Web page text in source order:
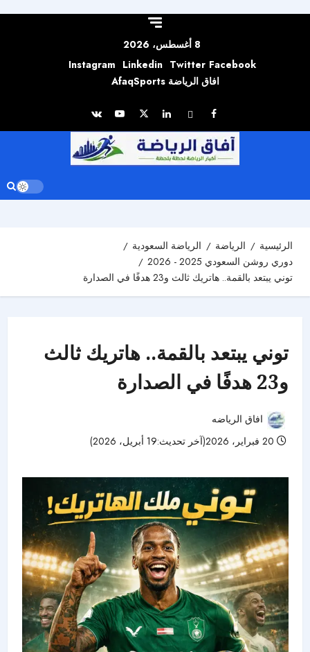
8 أغسطس، 2026
Facebook
Twitter
Linkedin
Instagram
افاق الرياضة AfaqSports
الرئيسية الرياضة
الرياضة السعودية
دوري روشن السعودي 2025 - 2026
توني يبتعد بالقمة.. هاتريك ثالث و23 هدفًا في الصدارة
توني يبتعد بالقمة.. هاتريك ثالث
و23 هدفًا في الصدارة
افاق الرياضه